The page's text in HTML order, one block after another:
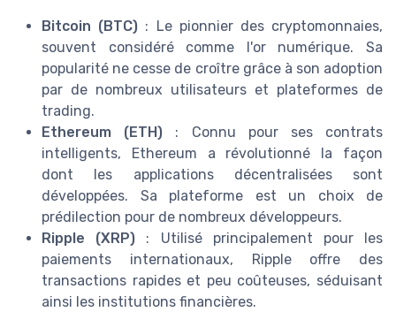
Bitcoin (BTC) : Le pionnier des cryptomonnaies,
souvent considéré comme l'or numérique. Sa
popularité ne cesse de croître grâce à son adoption
par de nombreux utilisateurs et plateformes de
trading.
Ethereum (ETH) : Connu pour ses contrats
intelligents, Ethereum a révolutionné la façon
dont les applications décentralisées sont
développées. Sa plateforme est un choix de
prédilection pour de nombreux développeurs.
Ripple (XRP) : Utilisé principalement pour les
paiements internationaux, Ripple offre des
transactions rapides et peu coûteuses, séduisant
ainsi les institutions financières.